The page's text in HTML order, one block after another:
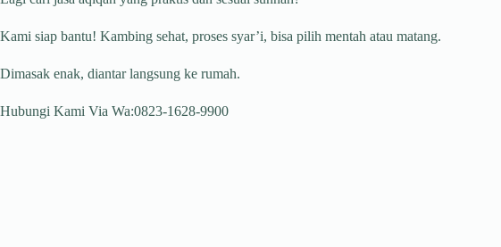
Kami siap bantu! Kambing sehat, proses syar’i, bisa pilih mentah atau matang.
Dimasak enak, diantar langsung ke rumah.
Hubungi Kami Via Wa:0823-1628-9900